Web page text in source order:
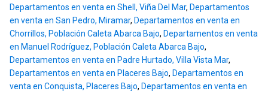
Departamentos en venta en Shell, Viña Del Mar, Departamentos
en venta en San Pedro, Miramar, Departamentos en venta en
Chorrillos, Población Caleta Abarca Bajo, Departamentos en venta
en Manuel Rodríguez, Población Caleta Abarca Bajo,
Departamentos en venta en Padre Hurtado, Villa Vista Mar,
Departamentos en venta en Placeres Bajo, Departamentos en
venta en Conquista, Placeres Bajo, Departamentos en venta en